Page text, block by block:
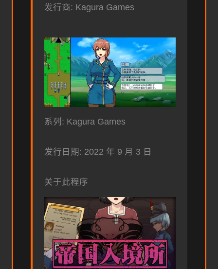
发行商: Kagura Games
系列: Kagura Games
发行日期: 2022 年 9 月 3 日
关于此程序